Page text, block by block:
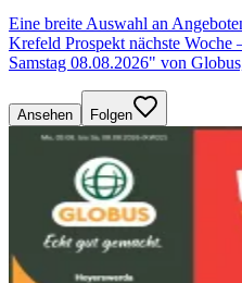
Eine breite Auswahl an
Krefeld Prospekt nächste
Samstag 08.08.2026" von
Ansehen Folgen